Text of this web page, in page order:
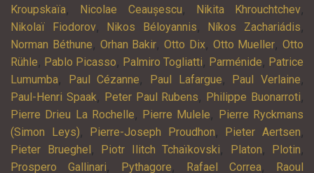
Kroupskaïa, Nicolae Ceaușescu, Nikita Khrouchtchev,
Nikolaï Fiodorov, Nikos Béloyannis, Níkos Zachariádis,
Norman Béthune, Orhan Bakir, Otto Dix, Otto Mueller, Otto
Rühle, Pablo Picasso, Palmiro Togliatti, Parménide, Patrice
Lumumba, Paul Cézanne, Paul Lafargue, Paul Verlaine,
Paul-Henri Spaak, Peter Paul Rubens, Philippe Buonarroti,
Pierre Drieu La Rochelle, Pierre Mulele,
Pierre Ryckmans
(Simon Leys), Pierre-Joseph Proudhon, Pieter Aertsen,
Pieter Brueghel , Piotr Ilitch Tchaïkovski, Platon, Plotin,
Prospero Gallinari, Pythagore, Rafael Correa, Raoul